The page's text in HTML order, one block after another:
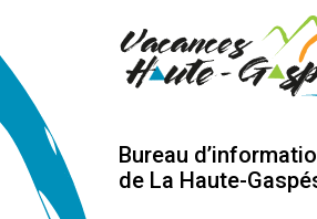
Bureau
de La Haute-